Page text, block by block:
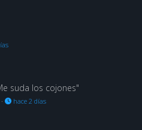
suda los cojones"
· hace 2 días